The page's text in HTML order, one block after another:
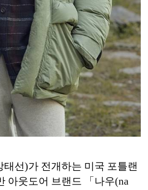
선)가 전개하는 미국 포틀랜
아웃도어 브랜드 「나우(na